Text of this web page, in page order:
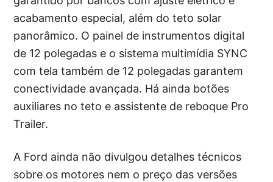
acabamento especial, além do teto solar
panorâmico. O painel de instrumentos digital
de 12 polegadas e o sistema multimídia SYNC
com tela também de 12 polegadas garantem
conectividade avançada. Há ainda botões
auxiliares no teto e assistente de reboque Pro
Trailer.
A Ford ainda não divulgou detalhes técnicos
sobre os motores nem o preço das versões